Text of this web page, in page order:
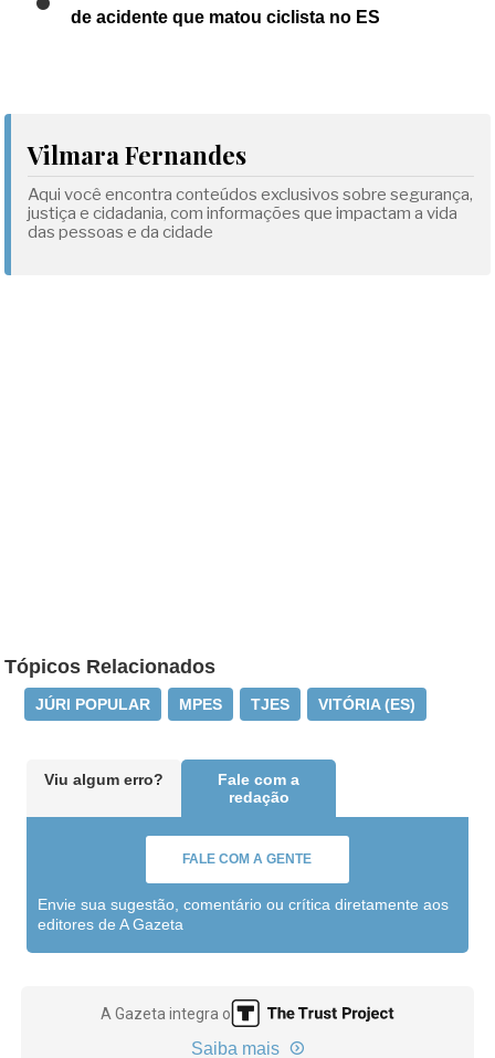
de acidente que matou ciclista no ES
Vilmara Fernandes
Aqui você encontra conteúdos exclusivos sobre segurança,
justiça e cidadania, com informações que impactam a vida
das pessoas e da cidade
Tópicos Relacionados
JÚRI POPULAR MPES TJES VITÓRIA (ES)
Viu algum erro?
Fale com a
redação
FALE COM A GENTE
Envie sua sugestão, comentário ou crítica diretamente aos
editores de A Gazeta
A Gazeta integra o
Saiba mais